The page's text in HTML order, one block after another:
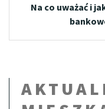
Na co uważać i